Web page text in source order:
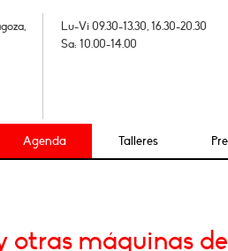
Lu-Vi 09.30-13.30, 16.30-20.30
Sa: 10.00-14.00
Agenda Talleres
otras máquinas de